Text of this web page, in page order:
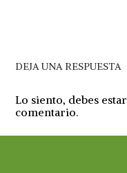
DEJA UNA RESPUESTA
Lo siento, debes estar
comentario.